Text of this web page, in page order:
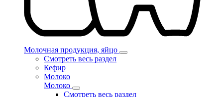
Молочная продукция, яйцо
Смотреть весь раздел
Кефир
Молоко
Молоко
Смотреть весь раздел